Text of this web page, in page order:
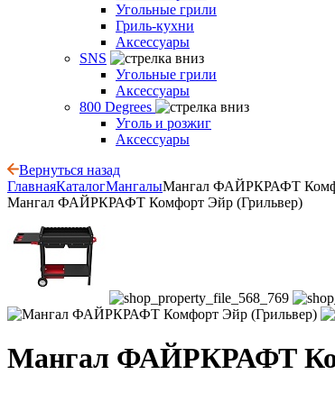
Угольные грили
Гриль-кухни
Аксессуары
SNS
Угольные грили
Аксессуары
800 Degrees
Уголь и розжиг
Аксессуары
Вернуться назад
ГлавнаяКаталогМангалыМангал ФАЙРКРАФТ
Мангал ФАЙРКРАФТ Комфорт Эйр (Грильвер)
Мангал ФАЙРКРАФТ